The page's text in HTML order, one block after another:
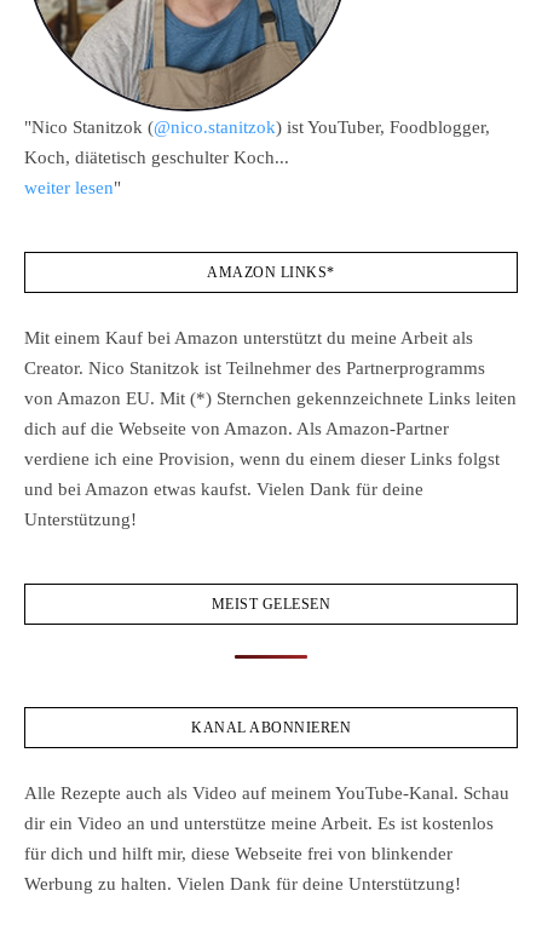
"Nico Stanitzok (@nico.stanitzok) ist YouTuber, Foodblogger,
Koch, diätetisch geschulter Koch...
weiter lesen"
AMAZON LINKS*
Mit einem Kauf bei Amazon unterstützt du meine Arbeit als
Creator. Nico Stanitzok ist Teilnehmer des Partnerprogramms
von Amazon EU. Mit (*) Sternchen gekennzeichnete Links leiten
dich auf die Webseite von Amazon. Als Amazon-Partner
verdiene ich eine Provision, wenn du einem dieser Links folgst
und bei Amazon etwas kaufst. Vielen Dank für deine
Unterstützung!
MEIST GELESEN
KANAL ABONNIEREN
Alle Rezepte auch als Video auf meinem YouTube-Kanal. Schau
dir ein Video an und unterstütze meine Arbeit. Es ist kostenlos
für dich und hilft mir, diese Webseite frei von blinkender
Werbung zu halten. Vielen Dank für deine Unterstützung!